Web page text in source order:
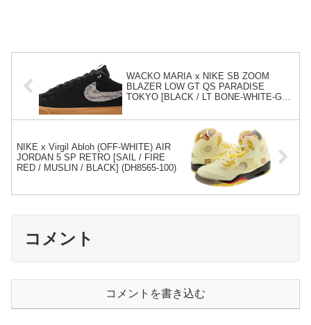
WACKO MARIA x NIKE SB ZOOM
BLAZER LOW GT QS PARADISE
TOKYO [BLACK / LT BONE-WHITE-GM
NIKE x Virgil Abloh (OFF-WHITE) AIR
JORDAN 5 SP RETRO [SAIL / FIRE
RED / MUSLIN / BLACK] (DH8565-100)
コメント
コメントを書き込む